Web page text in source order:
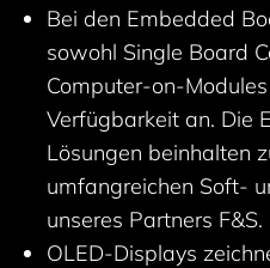
Bei den Embedded
sowohl Single Board
Computer-on-
Verfügbarkeit an. Die
Lösungen beinhalten
umfangreichen Soft-
unseres Partners F&S.
OLED-Displays